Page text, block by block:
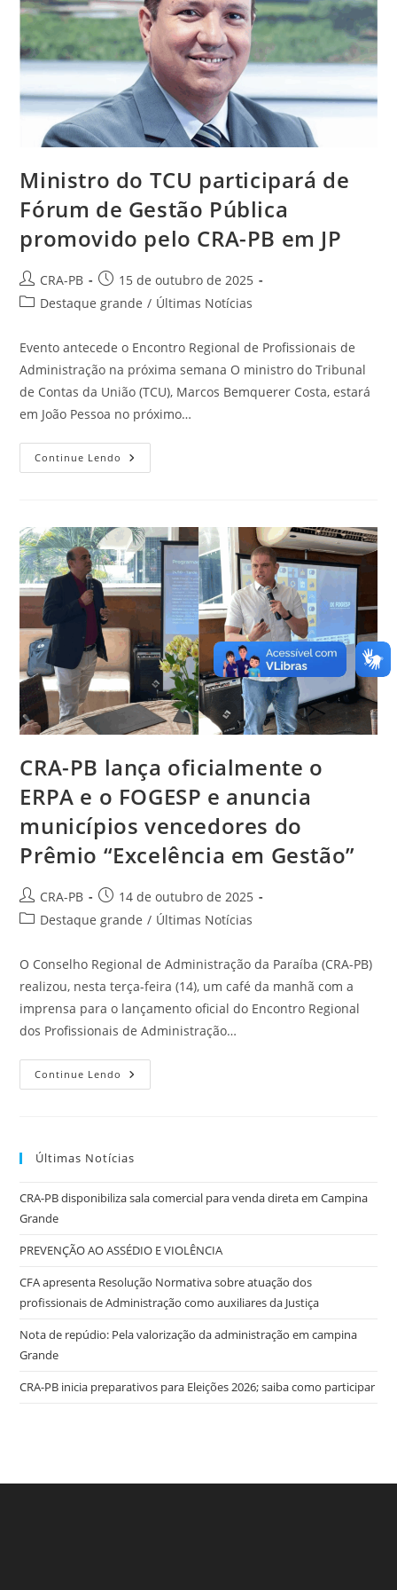
Ministro do TCU participará de
Fórum de Gestão Pública
promovido pelo CRA-PB em JP
Autor
do
CRA-PB
Post
publicado:
15 de outubro de 2025
Categoria
post:
Destaque grande / Últimas Notícias
Evento antecede o Encontro Regional de Profissionais de
Administração na próxima semana O ministro do Tribunal
de Contas da União (TCU), Marcos Bemquerer Costa, estará
em João Pessoa no próximo…
Continue Lendo Ministro
Do
De
Gestão
Pública
Promovido
Pelo
CRA-
PB
JP
CRA-PB lança oficialmente o
ERPA e o FOGESP e anuncia
municípios vencedores do
Prêmio “Excelência em Gestão”
Autor
do
CRA-PB
Post
publicado:
14 de outubro de 2025
Categoria
post:
Destaque grande / Últimas Notícias
O Conselho Regional de Administração da Paraíba (CRA-PB)
realizou, nesta terça-feira (14), um café da manhã com a
imprensa para o lançamento oficial do Encontro Regional
dos Profissionais de Administração…
Continue Lendo CRA-
PB
O
Anuncia
Prêmio
Gestão”
Últimas Notícias
CRA-PB disponibiliza sala comercial para venda direta em Campina
Grande
PREVENÇÃO AO ASSÉDIO E VIOLÊNCIA
CFA apresenta Resolução Normativa sobre atuação dos
profissionais de Administração como auxiliares da Justiça
Nota de repúdio: Pela valorização da administração em campina
Grande
CRA-PB inicia preparativos para Eleições 2026; saiba como participar